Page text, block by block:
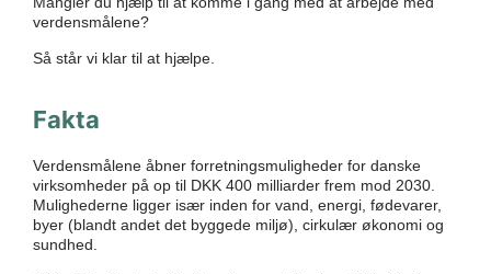
verdensmålene?
Så står vi klar til at hjælpe.
Fakta
Verdensmålene åbner forretningsmuligheder for danske
virksomheder på op til DKK 400 milliarder frem mod 2030.
Mulighederne ligger især inden for vand, energi, fødevarer,
byer (blandt andet det byggede miljø), cirkulær økonomi og
sundhed.